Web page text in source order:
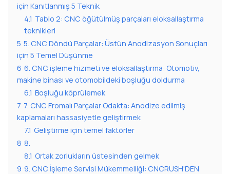
için Kanıtlanmış 5 Teknik
4.1 Tablo 2: CNC öğütülmüş parçaları eloksallaştırma
teknikleri
5 5. CNC Döndü Parçalar: Üstün Anodizasyon Sonuçları
için 5 Temel Düşünme
6 6. CNC işleme hizmeti ve eloksallaştırma: Otomotiv,
makine binası ve otomobildeki boşluğu doldurma
6.1 Boşluğu köprülemek
7 7. CNC Fromalı Parçalar Odakta: Anodize edilmiş
kaplamaları hassasiyetle geliştirmek
7.1 Geliştirme için temel faktörler
8 8.
8.1 Ortak zorlukların üstesinden gelmek
9 9. CNC İşleme Servisi Mükemmelliği: CNCRUSH'DEN